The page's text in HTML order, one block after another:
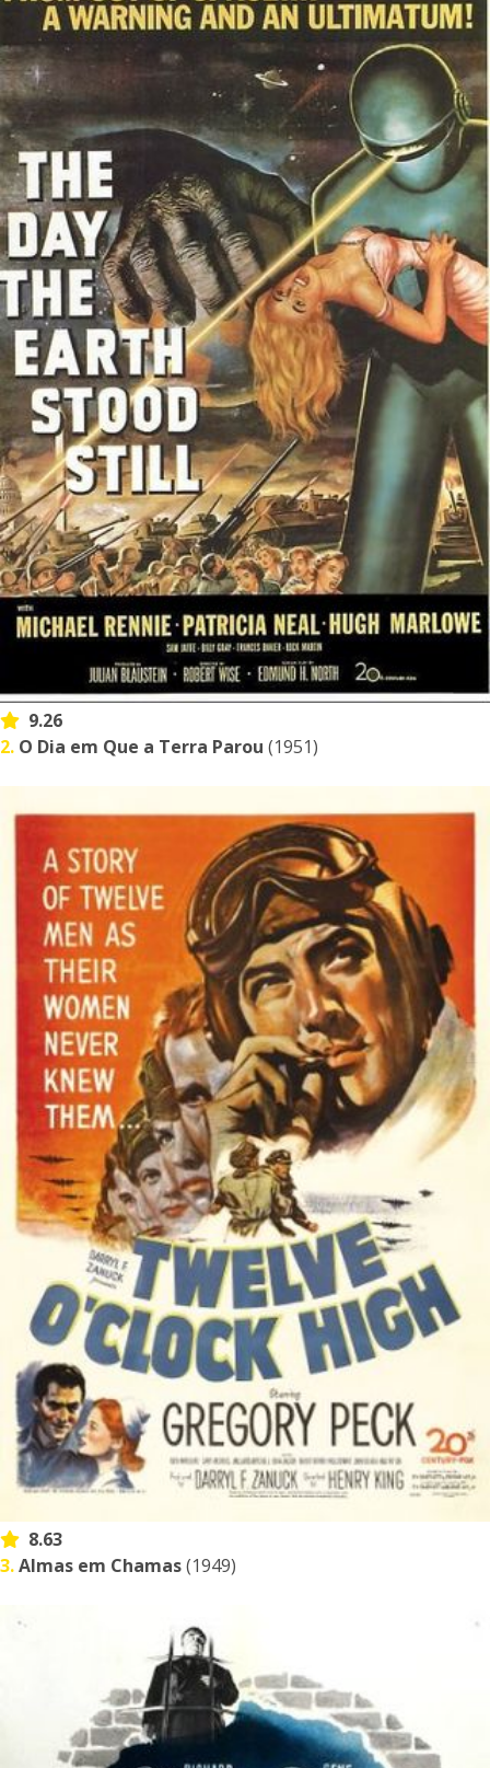
9.26
2. O Dia em Que a Terra Parou (1951)
8.63
3.Almas em Chamas(1949)